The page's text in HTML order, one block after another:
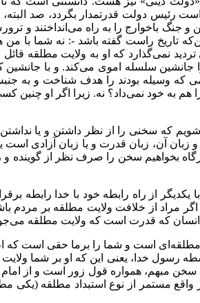
رئیس دولت قدرتمدار بگردد، صد
باخوارج را به راه می‌انداختند و
تاریخ راست گفته باشد -: نه شما با
نمی‌گذارد که او به ولایت مطلقه
سلسله اموی می‌کند. و با جانشین
وسیله بودند را هدف شناخت و به
به خود نمی‌داد؟ نه. زیرا اگر او چنین
که سخنی را از نظر داشتن و یا
زبان آن، زبان قدرت و یا زبان آزادی
بخواهیم سخن را صرف نظر از گوینده و
از راه رابطه خود با خدا رابطه برقرار
مراد از خلافت ولایت مطلقه بر مردم
که قدرت است که ولایت مطلقه
است و شما را برما حقی است
خدا، یعنی این که او بر شما ولایت
مبهم، همواره قول زور است و از امام
مستمر از نوع استبداد مطلقه